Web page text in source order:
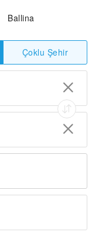
Ballina
Çoklu Şehir